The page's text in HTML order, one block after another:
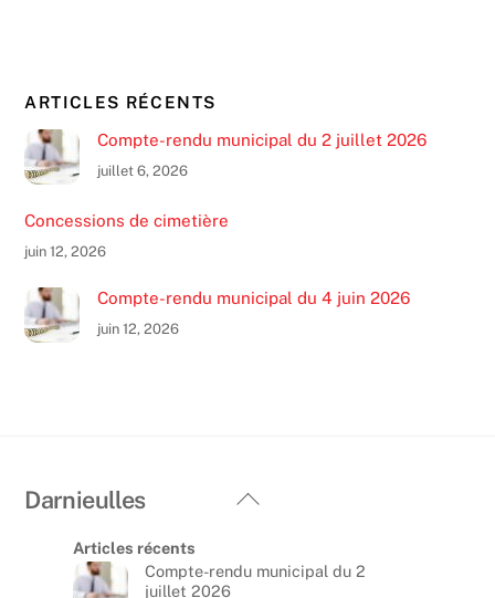
o
k
ARTICLES RÉCENTS
Compte-rendu municipal du 2 juillet 2026
juillet 6, 2026
Concessions de cimetière
juin 12, 2026
Compte-rendu municipal du 4 juin 2026
juin 12, 2026
Back
Darnieulles
Articles récents
Compte-rendu municipal du 2
juillet 2026